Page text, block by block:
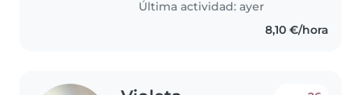
Última actividad: ayer
8,10 €/hora